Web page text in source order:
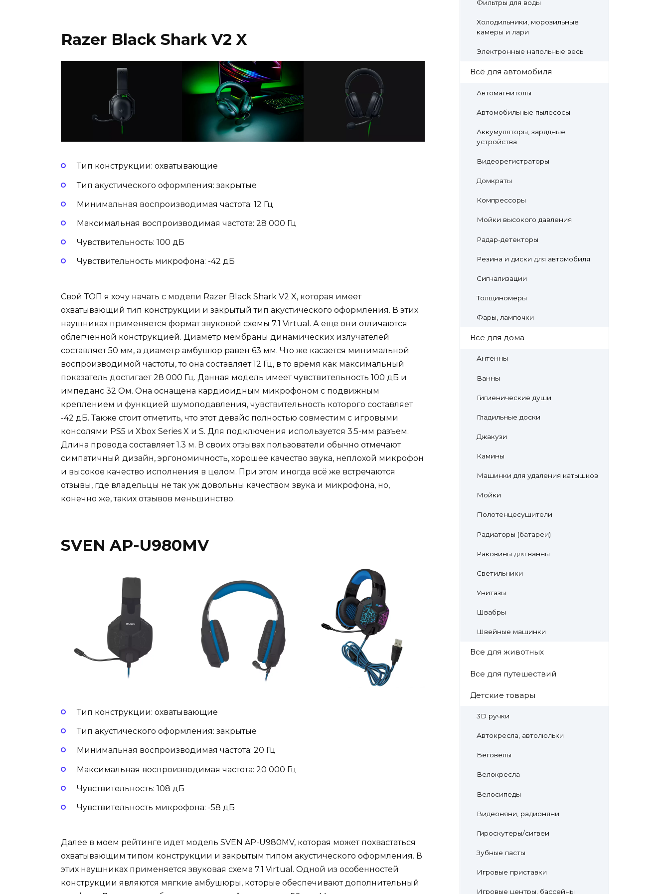
Razer Black Shark V2 X
Тип конструкции: охватывающие
Тип акустического оформления: закрытые
Минимальная воспроизводимая частота: 12 Гц
Максимальная воспроизводимая частота: 28 000 Гц
Чувствительность: 100 дБ
Чувствительность микрофона: -42 дБ
Свой ТОП я хочу начать с модели Razer Black Shark V2 X, которая имеет
охватывающий тип конструкции и закрытый тип акустического оформления. В этих
наушниках применяется формат звуковой схемы 7.1 Virtual. А еще они отличаются
облегченной конструкцией. Диаметр мембраны динамических излучателей
составляет 50 мм, а диаметр амбушюр равен 63 мм. Что же касается минимальной
воспроизводимой частоты, то она составляет 12 Гц, в то время как максимальный
показатель достигает 28 000 Гц. Данная модель имеет чувствительность 100 дБ и
импеданс 32 Ом. Она оснащена кардиоидным микрофоном с подвижным
креплением и функцией шумоподавления, чувствительность которого составляет
-42 дБ. Также стоит отметить, что этот девайс полностью совместим с игровыми
консолями PS5 и Xbox Series X и S. Для подключения используется 3.5-мм разъем.
Длина провода составляет 1.3 м. В своих отзывах пользователи обычно отмечают
симпатичный дизайн, эргономичность, хорошее качество звука, неплохой микрофон
и высокое качество исполнения в целом. При этом иногда всё же встречаются
отзывы, где владельцы не так уж довольны качеством звука и микрофона, но,
конечно же, таких отзывов меньшинство.
SVEN AP-U980MV
Тип конструкции: охватывающие
Тип акустического оформления: закрытые
Минимальная воспроизводимая частота: 20 Гц
Максимальная воспроизводимая частота: 20 000 Гц
Чувствительность: 108 дБ
Чувствительность микрофона: -58 дБ
Далее в моем рейтинге идет модель SVEN AP-U980MV, которая может похвастаться
охватывающим типом конструкции и закрытым типом акустического оформления. В
этих наушниках применяется звуковая схема 7.1 Virtual. Одной из особенностей
конструкции являются мягкие амбушюры, которые обеспечивают дополнительный
Фильтры для воды
Холодильники, морозильные
камеры и лари
Электронные напольные весы
Всё для автомобиля
Автомагнитолы
Автомобильные пылесосы
Аккумуляторы, зарядные
устройства
Видеорегистраторы
Домкраты
Компрессоры
Мойки высокого давления
Радар-детекторы
Резина и диски для автомобиля
Сигнализации
Толщиномеры
Фары, лампочки
Все для дома
Антенны
Ванны
Гигиенические души
Гладильные доски
Джакузи
Камины
Машинки для удаления катышков
Мойки
Полотенцесушители
Радиаторы (батареи)
Раковины для ванны
Светильники
Унитазы
Швабры
Швейные машинки
Все для животных
Все для путешествий
Детские товары
3D ручки
Автокресла, автолюльки
Беговелы
Велокресла
Велосипеды
Видеоняни, радионяни
Гироскутеры/сигвеи
Зубные пасты
Игровые приставки
Игровые центры, бассейны